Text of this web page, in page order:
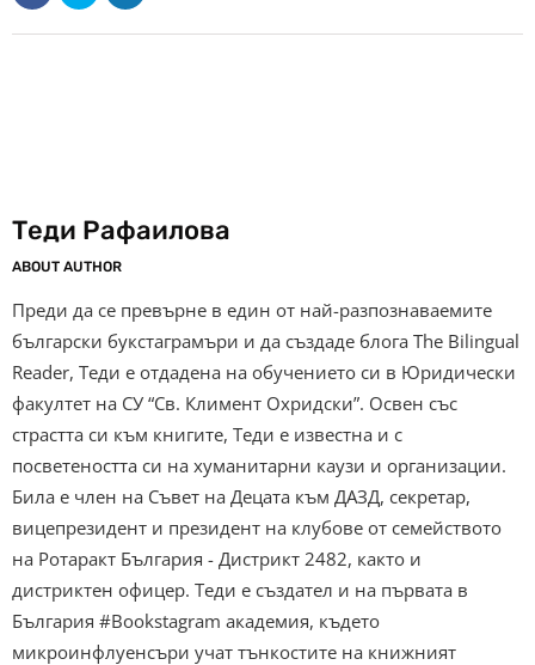
Теди Рафаилова
ABOUT AUTHOR
Преди да се превърне в един от най-разпознаваемите
български букстаграмъри и да създаде блога The Bilingual
Reader, Теди е отдадена на обучението си в Юридически
факултет на СУ “Св. Климент Охридски”. Освен със
страстта си към книгите, Теди е известна и с
посветеността си на хуманитарни каузи и организации.
Била е член на Съвет на Децата към ДАЗД, секретар,
вицепрезидент и президент на клубове от семейството
на Ротаракт България - Дистрикт 2482, както и
дистриктен офицер. Теди е създател и на първата в
България #Bookstagram академия, където
микроинфлуенсъри учат тънкостите на книжният